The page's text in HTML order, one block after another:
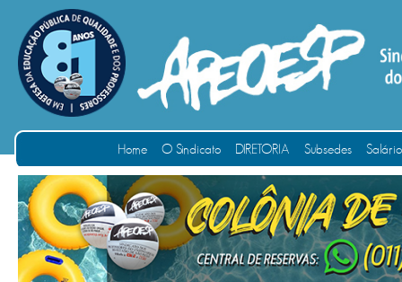
Home O Sindicato DIRETORIA Subsedes